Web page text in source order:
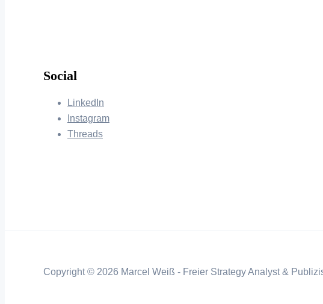
Social
LinkedIn
Instagram
Threads
Copyright © 2026 Marcel Weiß - Freier Strategy Analyst &